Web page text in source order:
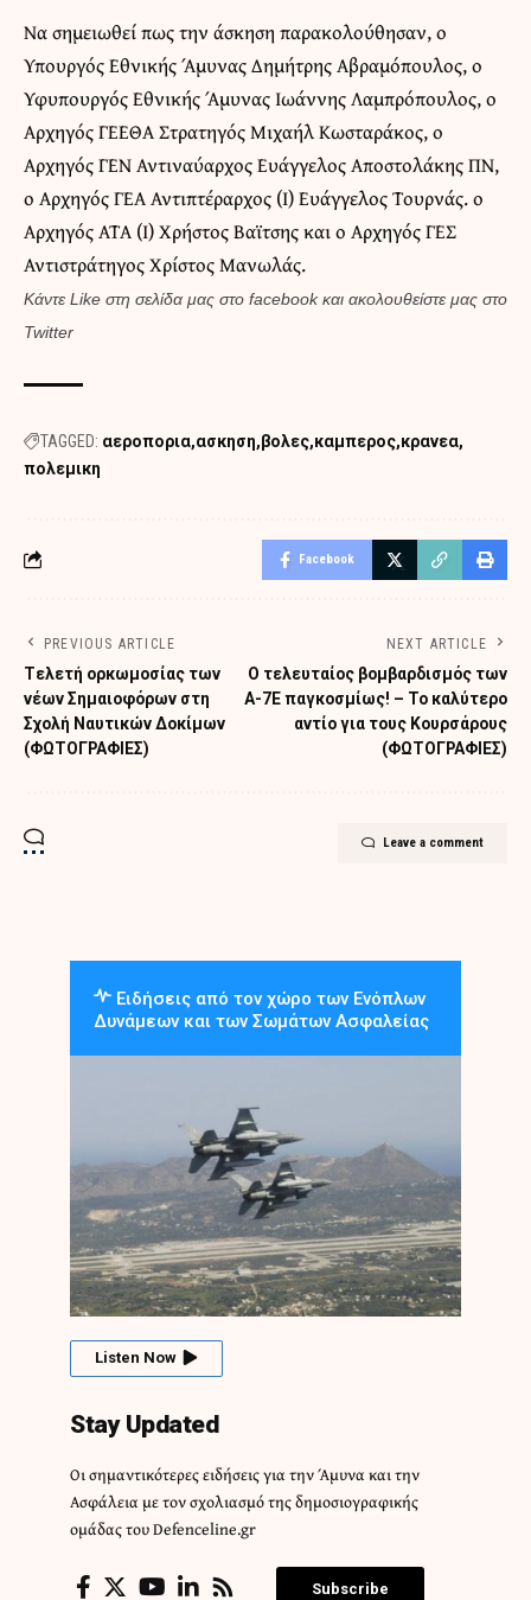
Να σημειωθεί πως την άσκηση παρακολούθησαν, ο
Υπουργός Εθνικής Άμυνας Δημήτρης Αβραμόπουλος, ο
Υφυπουργός Εθνικής Άμυνας Ιωάννης Λαμπρόπουλος, ο
Αρχηγός ΓΕΕΘΑ Στρατηγός Μιχαήλ Κωσταράκος, ο
Αρχηγός ΓΕΝ Αντιναύαρχος Ευάγγελος Αποστολάκης ΠΝ,
ο Αρχηγός ΓΕΑ Αντιπτέραρχος (Ι) Ευάγγελος Τουρνάς. ο
Αρχηγός ΑΤΑ (Ι) Χρήστος Βαϊτσης και ο Αρχηγός ΓΕΣ
Αντιστράτηγος Χρίστος Μανωλάς.
Κάντε Like στη σελίδα μας στο facebook και ακολουθείστε μας στο
Twitter
TAGGED: αεροπορια ασκηση βολες καμπερος κρανεα
πολεμικη
Facebook
PREVIOUS ARTICLE
Tελετή ορκωμοσίας των
νέων Σημαιοφόρων στη
Σχολή Ναυτικών Δοκίμων
(ΦΩΤΟΓΡΑΦΙΕΣ)
NEXT ARTICLE
Ο τελευταίος βομβαρδισμός των
Α-7Ε παγκοσμίως! – Το καλύτερο
αντίο για τους Κουρσάρους
(ΦΩΤΟΓΡΑΦΙΕΣ)
Leave a comment
Ειδήσεις από τον χώρο των Ενόπλων
Δυνάμεων και των Σωμάτων Ασφαλείας
Listen Now
Stay Updated
Οι σημαντικότερες ειδήσεις για την Άμυνα και την
Ασφάλεια με τον σχολιασμό της δημοσιογραφικής
ομάδας του Defenceline.gr
Subscribe